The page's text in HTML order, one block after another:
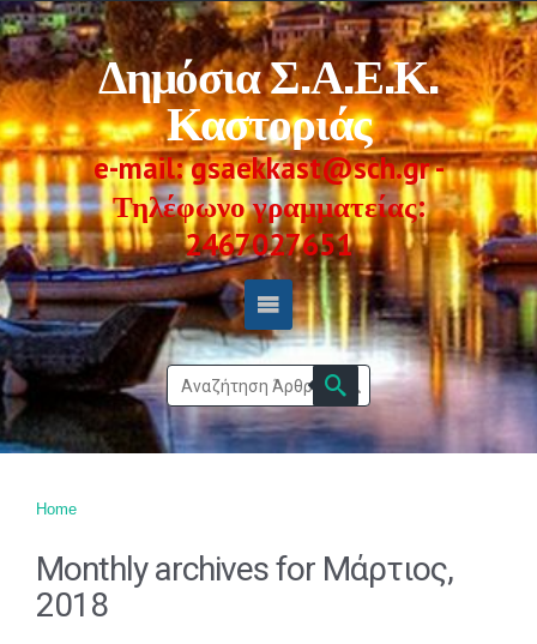
Δημόσια Σ.Α.Ε.Κ.
Καστοριάς
e-mail: gsaekkast@sch.gr -
Τηλέφωνο γραμματείας:
2467027651
Home
Monthly archives for Μάρτιος,
2018